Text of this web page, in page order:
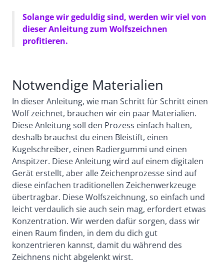
Solange wir geduldig sind, werden wir viel von
dieser Anleitung zum Wolfszeichnen
profitieren.
Notwendige Materialien
In dieser Anleitung, wie man Schritt für Schritt einen
Wolf zeichnet, brauchen wir ein paar Materialien.
Diese Anleitung soll den Prozess einfach halten,
deshalb brauchst du einen Bleistift, einen
Kugelschreiber, einen Radiergummi und einen
Anspitzer. Diese Anleitung wird auf einem digitalen
Gerät erstellt, aber alle Zeichenprozesse sind auf
diese einfachen traditionellen Zeichenwerkzeuge
übertragbar. Diese Wolfszeichnung, so einfach und
leicht verdaulich sie auch sein mag, erfordert etwas
Konzentration. Wir werden dafür sorgen, dass wir
einen Raum finden, in dem du dich gut
konzentrieren kannst, damit du während des
Zeichnens nicht abgelenkt wirst.